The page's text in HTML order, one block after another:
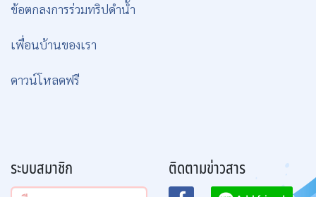
ข้อตกลงการร่วมทริปดำน้ำ
เพื่อนบ้านของเรา
ดาวน์โหลดฟรี
ระบบสมาชิก ติดตามข่าวสาร